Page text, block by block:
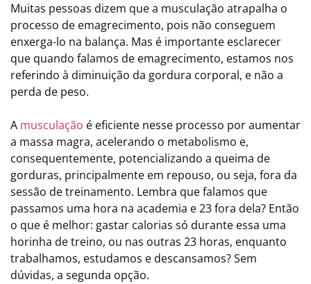
Muitas pessoas dizem que a musculação atrapalha o
processo de emagrecimento, pois não conseguem
enxerga-lo na balança. Mas é importante esclarecer
que quando falamos de emagrecimento, estamos nos
referindo à diminuição da gordura corporal, e não a
perda de peso.
A musculação é eficiente nesse processo por aumentar
a massa magra, acelerando o metabolismo e,
consequentemente, potencializando a queima de
gorduras, principalmente em repouso, ou seja, fora da
sessão de treinamento. Lembra que falamos que
passamos uma hora na academia e 23 fora dela? Então
o que é melhor: gastar calorias só durante essa uma
horinha de treino, ou nas outras 23 horas, enquanto
trabalhamos, estudamos e descansamos? Sem
dúvidas, a segunda opção.